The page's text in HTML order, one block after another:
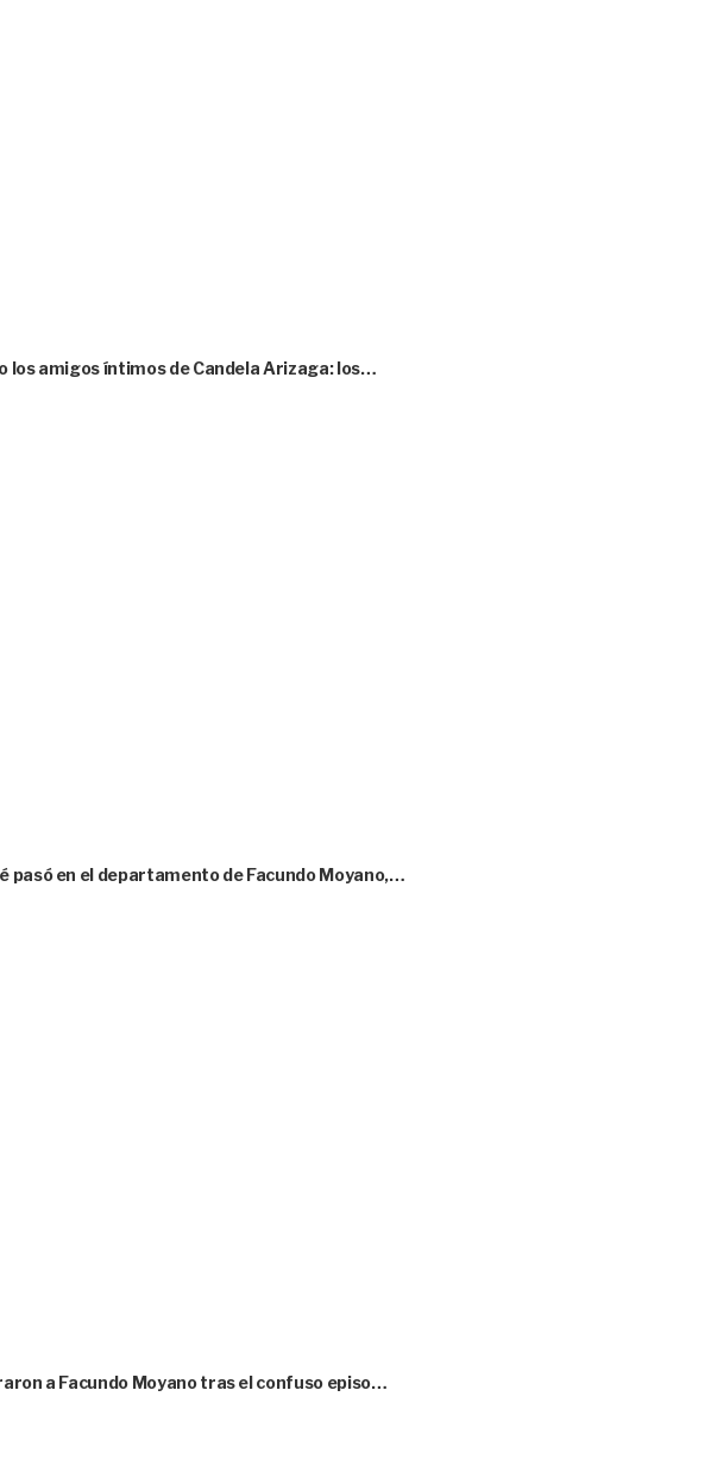
los amigos íntimos de Candela Arizaga: los…
pasó en el departamento de Facundo Moyano,…
a Facundo Moyano tras el confuso episo…